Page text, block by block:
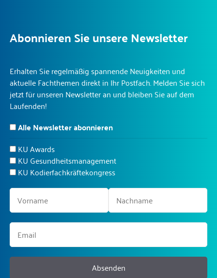
Abonnieren Sie unsere Newsletter
Erhalten Sie regelmäßig spannende Neuigkeiten und
aktuelle Fachthemen direkt in Ihr Postfach. Melden Sie sich
jetzt für unseren Newsletter an und bleiben Sie auf dem
Laufenden!
Alle Newsletter abonnieren
KU Awards
KU Gesundheitsmanagement
KU Kodierfachkräftekongress
Absenden